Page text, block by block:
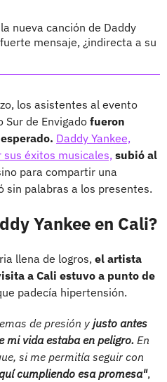
nueva canción de Daddy
mensaje, ¿indirecta a su
los asistentes al evento
Sur de Envigado fueron
Daddy Yankee,
éxitos musicales, subió al
para compartir una
sin palabras a los presentes.
Yankee en Cali?
llena de logros, el artista
a Cali estuvo a punto de
padecía hipertensión.
de presión y justo antes
mi vida estaba en peligro. En
si me permitía seguir con
cumpliendo esa promesa",